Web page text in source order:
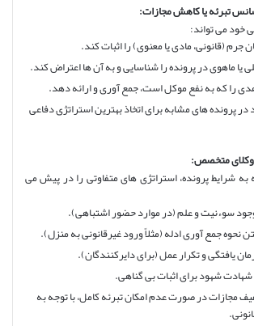
تبرئه یا کاهش مجازات:
می تواند:
جرم (قانونی، مادی یا معنوی) را اثبات کند.
یا ماهوی در پرونده را شناسایی و به آن ها اعتراض کند.
را که به نفع موکل است، جمع آوری و ارائه دهد.
در پرونده های مشابه برای اتخاذ بهترین استراتژی دفاعی
وکلای متخصص:
شرایط پرونده، استراتژی های متفاوتی را در پیش می
سوءنیت و علم (در موارد حضور اشتباهی).
نحوه جمع آوری ادله (مثلاً ورود غیرقانونی به منزل).
یافتگی و تکرار عمل (برای دایرکنندگان).
شهود برای اثبات بی گناهی.
مجازات در صورت عدم امکان تبرئه کامل، با توجه به